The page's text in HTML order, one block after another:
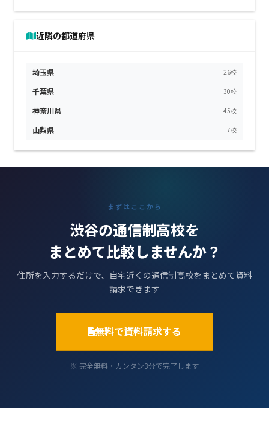
近隣の都道府県
埼玉県 26校
千葉県 30校
神奈川県 45校
山梨県 7校
まずはここから
渋谷の通信制高校を
まとめて比較しませんか？
住所を入力するだけで、自宅近くの通信制高校をまとめて資料
請求できます
無料で資料請求する
※ 完全無料・カンタン3分で完了します